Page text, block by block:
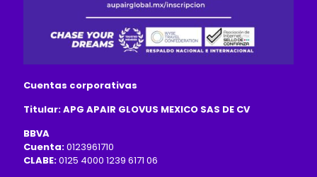
Cuentas corporativas
Titular:APG APAIR GLOVUS MEXICO SAS DE CV
BBVA
Cuenta:0123961710
CLABE:0125 4000 1239 6171 06